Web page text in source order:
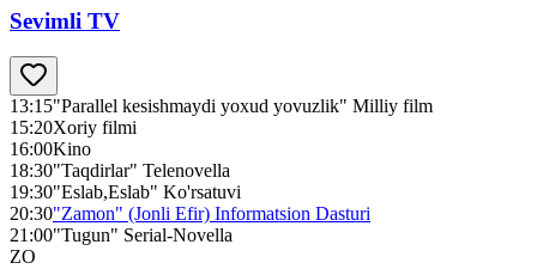
Sevimli TV
13:15"Parallel kesishmaydi yoxud yovuzlik" Milliy film
15:20Xoriy filmi
16:00Kino
18:30"Taqdirlar" Telenovella
19:30"Eslab,Eslab" Ko'rsatuvi
20:30"Zamon" (Jonli Efir) Informatsion Dasturi
21:00"Tugun" Serial-Novella
ZO